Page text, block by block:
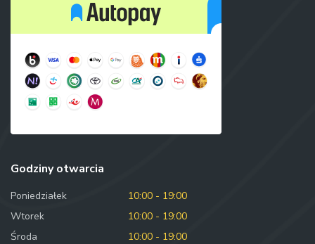
Godziny otwarcia
Poniedziałek
10:00 - 19:00
Wtorek
10:00 - 19:00
Środa
10:00 - 19:00